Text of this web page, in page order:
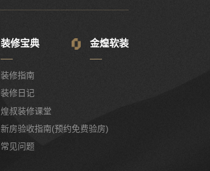
装修宝典
装修指南
装修日记
煌叔装修课堂
新房验收指南(预约免费验房)
常见问题
金煌软装